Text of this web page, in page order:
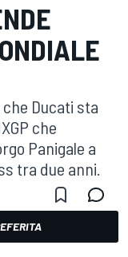
Ducati sta
che
Panigale a
tra due anni.